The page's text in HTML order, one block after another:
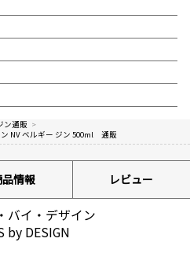
ン通販 >
NV ベルギー ジン 500ml 通販
品情報 レビュー
バイ・デザイン
by DESIGN